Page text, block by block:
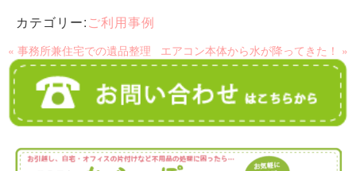
カテゴリー:ご利用事例
« 事務所兼住宅での遺品整理 エアコン本体から水が降ってきた！ »